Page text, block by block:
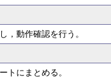
，動作確認を行う。
トにまとめる。